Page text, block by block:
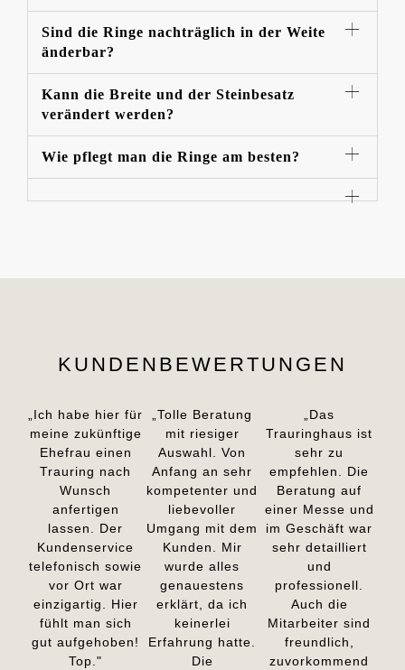
Sind die Ringe nachträglich in der Weite
änderbar?
Kann die Breite und der Steinbesatz
verändert werden?
Wie pflegt man die Ringe am besten?
KUNDENBEWERTUNGEN
„Ich habe hier für
meine zukünftige
Ehefrau einen
Trauring nach
Wunsch
anfertigen
lassen. Der
Kundenservice
telefonisch sowie
vor Ort war
einzigartig. Hier
fühlt man sich
gut aufgehoben!
Top."
„Tolle Beratung
mit riesiger
Auswahl. Von
Anfang an sehr
kompetenter und
liebevoller
Umgang mit dem
Kunden. Mir
wurde alles
genauestens
erklärt, da ich
keinerlei
Erfahrung hatte.
Die
„Das
Trauringhaus ist
sehr zu
empfehlen. Die
Beratung auf
einer Messe und
im Geschäft war
sehr detailliert
und
professionell.
Auch die
Mitarbeiter sind
freundlich,
zuvorkommend